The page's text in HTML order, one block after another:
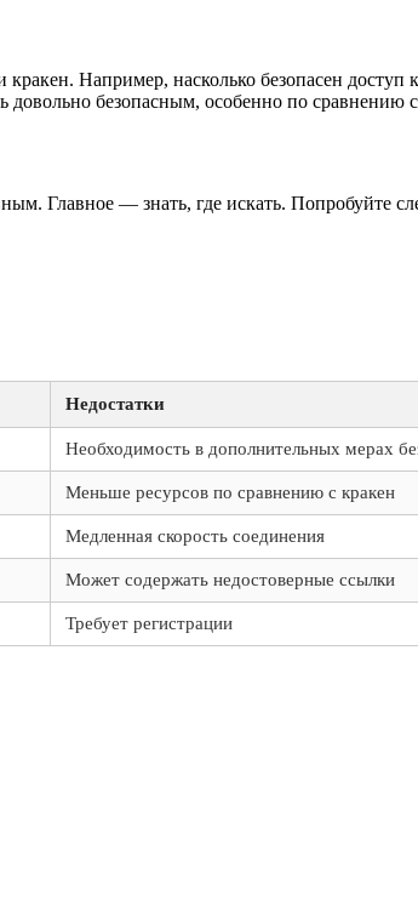
Например, насколько безопасен доступ
безопасным, особенно по сравнению
Главное — знать, где искать. Попробуйте
Недостатки
Необходимость в дополнительных мерах
Меньше ресурсов по сравнению с кракен
Медленная скорость соединения
Может содержать недостоверные ссылки
Требует регистрации